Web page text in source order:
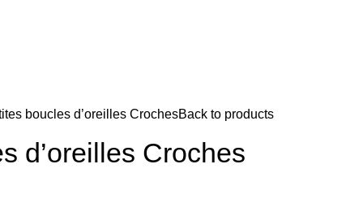
boucles d’oreilles CrochesBack to products
d’oreilles Croches